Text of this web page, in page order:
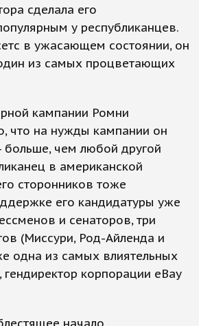
сделала его
у республиканцев.
в ужасающем состоянии, он
из самых процветающих
кампании Ромни
что на нужды кампании он
больше, чем любой другой
в американской
сторонников тоже
его кандидатуры уже
и сенаторов, три
(Миссури, Род-Айленда и
одна из самых влиятельных
корпорации eBay